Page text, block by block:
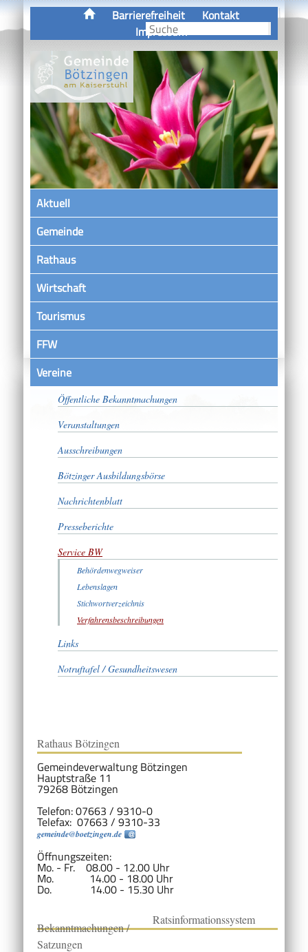
Barrierefreiheit
Kontakt
Impressum
Aktuell
Gemeinde
Rathaus
Wirtschaft
Tourismus
FFW
VereineSatzungen
Öffentliche Bekanntmachungen
Veranstaltungen
Ausschreibungen
Bötzinger Ausbildungsbörse
Nachrichtenblatt
Presseberichte
Service BW
Behördenwegweiser
Lebenslagen
Stichwortverzeichnis
Verfahrensbeschreibungen
Links
Notruftafel / Gesundheitswesen
Rathaus Bötzingen
Gemeindeverwaltung Bötzingen
Hauptstraße 11
79268 Bötzingen
Telefon: 07663 / 9310-0
Telefax: 07663 / 9310-33
gemeinde@boetzingen.de
Öffnungszeiten:
Mo. - Fr. 08.00 - 12.00 Uhr
Mo. 14.00 - 18.00 Uhr
Do. 14.00 - 15.30 Uhr
Bekanntmachungen /
Satzungen
Ratsinformationssystem